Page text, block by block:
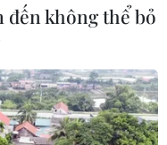
không thể bỏ